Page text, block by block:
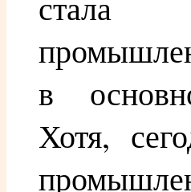
в
Хотя,